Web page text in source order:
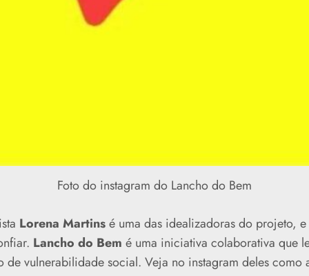
Foto do instagram do Lancho do Bem
Lorena Martinsé uma das idealizadoras do projeto,
Lancho do Bem é uma iniciativa colaborativa que
de vulnerabilidade social. Veja no instagram deles como